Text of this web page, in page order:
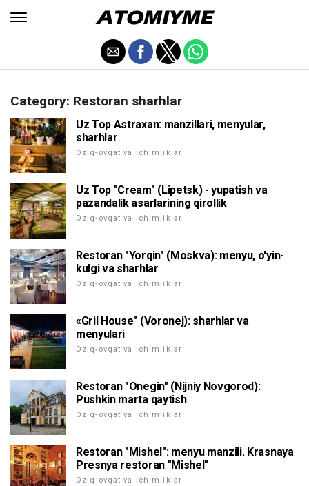
Category: Restoran sharhlar
Uz Top Astraxan: manzillari, menyular,
sharhlar
Oziq-ovqat va ichimliklar
Uz Top "Cream" (Lipetsk) - yupatish va
pazandalik asarlarining qirollik
Oziq-ovqat va ichimliklar
Restoran "Yorqin" (Moskva): menyu, o'yin-
kulgi va sharhlar
Oziq-ovqat va ichimliklar
«Gril House" (Voronej): sharhlar va
menyulari
Oziq-ovqat va ichimliklar
Restoran "Onegin" (Nijniy Novgorod):
Pushkin marta qaytish
Oziq-ovqat va ichimliklar
Restoran "Mishel": menyu manzili. Krasnaya
Presnya restoran "Mishel"
Oziq-ovqat va ichimliklar